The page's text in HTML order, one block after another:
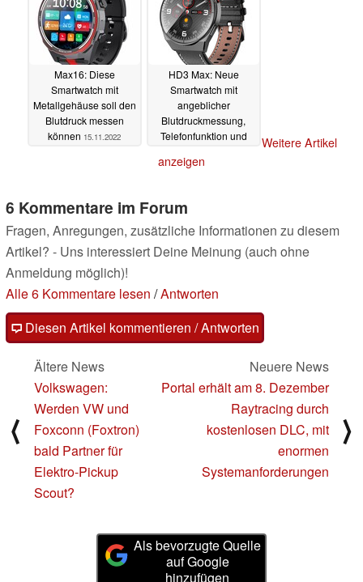
Max16: Diese
Smartwatch mit
Metallgehäuse soll den
Blutdruck messen
können 15.11.2022
HD3 Max: Neue
Smartwatch mit
angeblicher
Blutdruckmessung,
Telefonfunktion und
02.11.2022
Weitere Artikel
anzeigen
6 Kommentare im Forum
Fragen, Anregungen, zusätzliche Informationen zu diesem
Artikel? - Uns interessiert Deine Meinung (auch ohne
Anmeldung möglich)!
Alle 6 Kommentare lesen /Antworten
Diesen Artikel kommentieren / Antworten
⟨
Ältere News
Volkswagen:
Werden VW und
Foxconn (Foxtron)
bald Partner für
Elektro-Pickup
Scout?
Neuere News
Portal erhält am 8. Dezember
Raytracing durch
kostenlosen DLC, mit
enormen
Systemanforderungen
⟩
Als bevorzugte Quelle
auf Google
hinzufügen